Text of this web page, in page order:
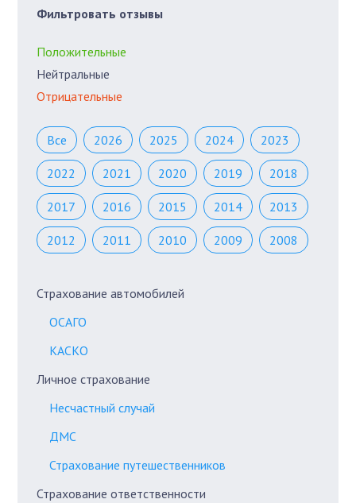
Фильтровать отзывы
Положительные
Нейтральные
Отрицательные
Все 2026 2025 2024 2023
2022 2021 2020 2019 2018
2017 2016 2015 2014 2013
2012 2011 2010 2009 2008
Страхование автомобилей
ОСАГО
КАСКО
Личное страхование
Несчастный случай
ДМС
Страхование путешественников
Страхование ответственности